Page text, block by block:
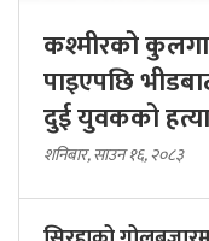
कश्मीरको
पाइएपछि
दुई युवकको हत्या
शनिबार, साउन १६, २०८३